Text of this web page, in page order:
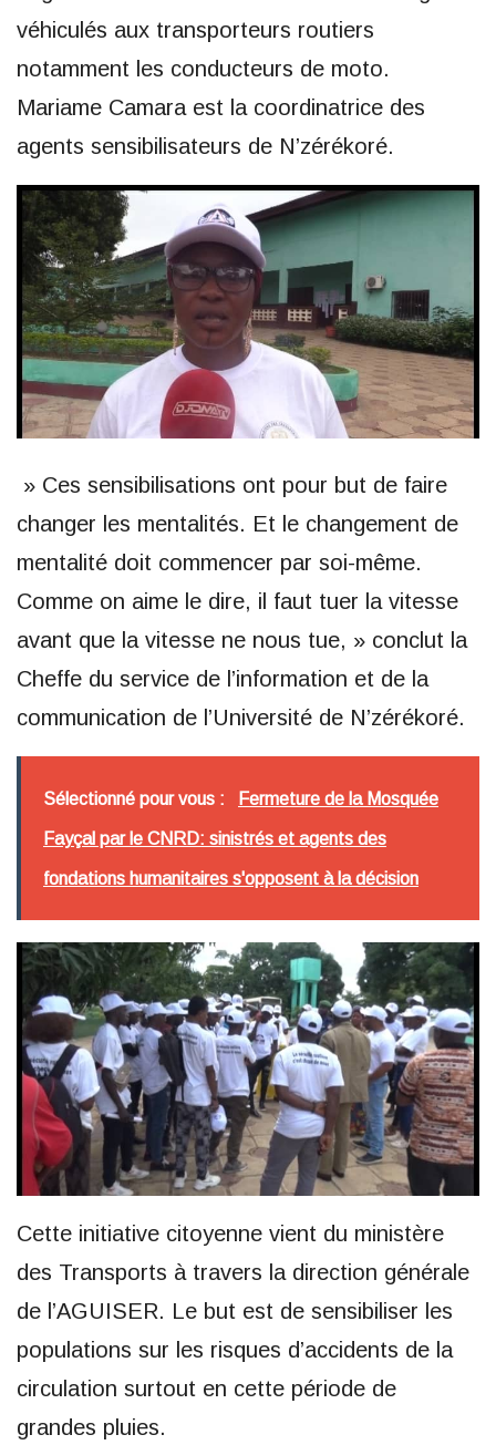
véhiculés aux transporteurs routiers
notamment les conducteurs de moto.
Mariame Camara est la coordinatrice des
agents sensibilisateurs de N’zérékoré.
» Ces sensibilisations ont pour but de faire
changer les mentalités. Et le changement de
mentalité doit commencer par soi-même.
Comme on aime le dire, il faut tuer la vitesse
avant que la vitesse ne nous tue, » conclut la
Cheffe du service de l’information et de la
communication de l’Université de N’zérékoré.
Sélectionné pour vous : Fermeture de la Mosquée
Fayçal par le CNRD: sinistrés et agents des
fondations humanitaires s'opposent à la décision
Cette initiative citoyenne vient du ministère
des Transports à travers la direction générale
de l’AGUISER. Le but est de sensibiliser les
populations sur les risques d’accidents de la
circulation surtout en cette période de
grandes pluies.